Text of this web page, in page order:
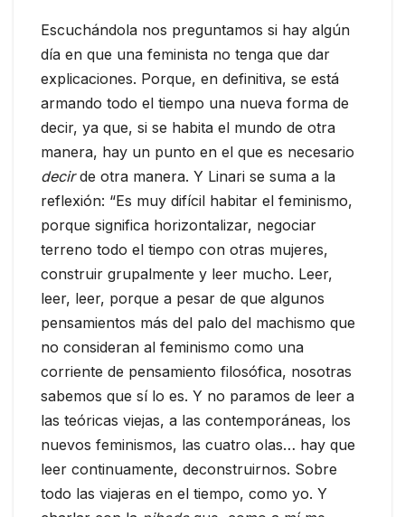
Escuchándola nos preguntamos si hay algún
día en que una feminista no tenga que dar
explicaciones. Porque, en definitiva, se está
armando todo el tiempo una nueva forma de
decir, ya que, si se habita el mundo de otra
manera, hay un punto en el que es necesario
decirde otra manera. Y Linari se suma a la
reflexión: “Es muy difícil habitar el feminismo,
porque significa horizontalizar, negociar
terreno todo el tiempo con otras mujeres,
construir grupalmente y leer mucho. Leer,
leer, leer, porque a pesar de que algunos
pensamientos más del palo del machismo que
no consideran al feminismo como una
corriente de pensamiento filosófica, nosotras
sabemos que sí lo es. Y no paramos de leer a
las teóricas viejas, a las contemporáneas, los
nuevos feminismos, las cuatro olas… hay que
leer continuamente, deconstruirnos. Sobre
todo las viajeras en el tiempo, como yo. Y